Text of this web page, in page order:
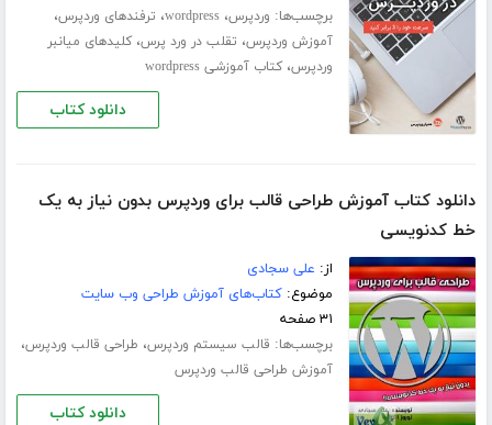
برچسب‌ها: وردپرس،wordpress، ترفندهای وردپرس،
آموزش وردپرس، تقلب در ورد پرس،کلیدهای میانبر
وردپرس،کتاب آموزشی wordpress
دانلود کتاب
دانلود کتاب آموزش طراحی قالب برای وردپرس بدون نیاز به یک
خط کدنویسی
از: علی سجادی
موضوع:کتاب‌های آموزش طراحی وب سایت
۳۱ صفحه
برچسب‌ها: قالب سیستم وردپرس، طراحی قالب وردپرس،
آموزش طراحی قالب وردپرس
دانلود کتاب